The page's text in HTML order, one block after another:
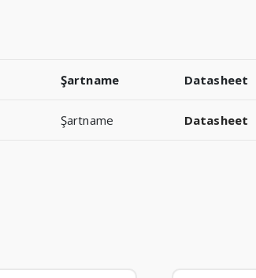
Şartname Datasheet
Şartname Datasheet